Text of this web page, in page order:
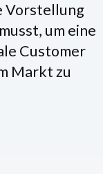
Vorstellung
um eine
Customer
Markt zu